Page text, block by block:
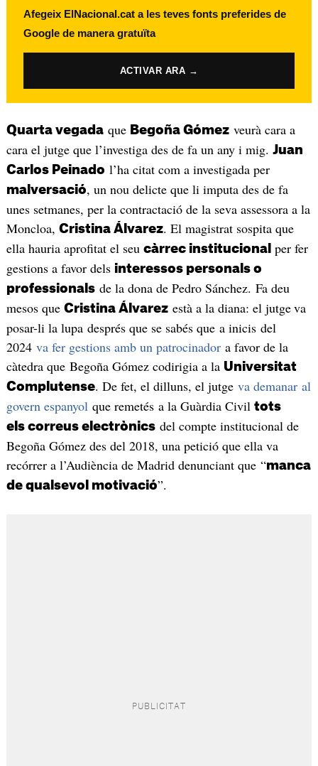
Afegeix ElNacional.cat a les teves fonts preferides de
Google de manera gratuïta
ACTIVAR ARA →
Quarta vegadaque Begoña Gómezveurà cara a
cara el jutge que l’investiga des de fa un any i mig. Juan
Carlos Peinado l’ha citat com a investigada per
malversació, un nou delicte que li imputa des de fa
unes setmanes, per la contractació de la seva assessora a la
Moncloa, Cristina Álvarez. El magistrat sospita que
ella hauria aprofitat el seu càrrec institucional per fer
gestions a favor dels interessos personals o
professionalsde la dona de Pedro Sánchez. Fa deu
mesos que Cristina Álvarezestà a la diana: el jutgeva
posar-li la lupa després que se sabés que a inicis del
2024 va fer gestions amb un patrocinadora favor de la
càtedra que Begoña Gómez codirigia a la Universitat
Complutense. De fet, el dilluns, el jutge va demanar al
govern espanyolque remetés a la Guàrdia Civil tots
els correus electrònicsdel compte institucional de
Begoña Gómez des del 2018, una petició que ella va
recórrer a l’Audiència de Madrid denunciant que “manca
de qualsevol motivació”.